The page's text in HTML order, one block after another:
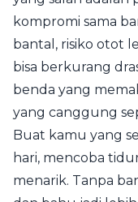
kompromi sama
bantal, risiko otot
bisa berkurang
benda yang
yang canggung
Buat kamu yang
hari, mencoba
menarik. Tanpa